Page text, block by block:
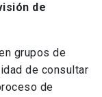
de
grupos de
de consultar
de